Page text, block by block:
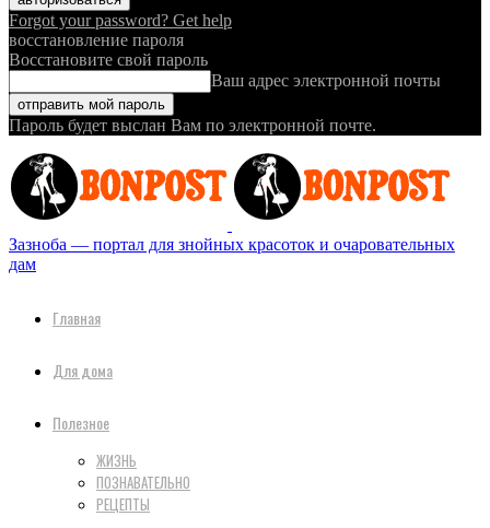
Forgot your password? Get help
восстановление пароля
Восстановите свой пароль
Ваш адрес электронной почты
Пароль будет выслан Вам по электронной почте.
Зазноба — портал для знойных красоток и очаровательных
дам
Главная
Для дома
Полезное
ЖИЗНЬ
ПОЗНАВАТЕЛЬНО
РЕЦЕПТЫ